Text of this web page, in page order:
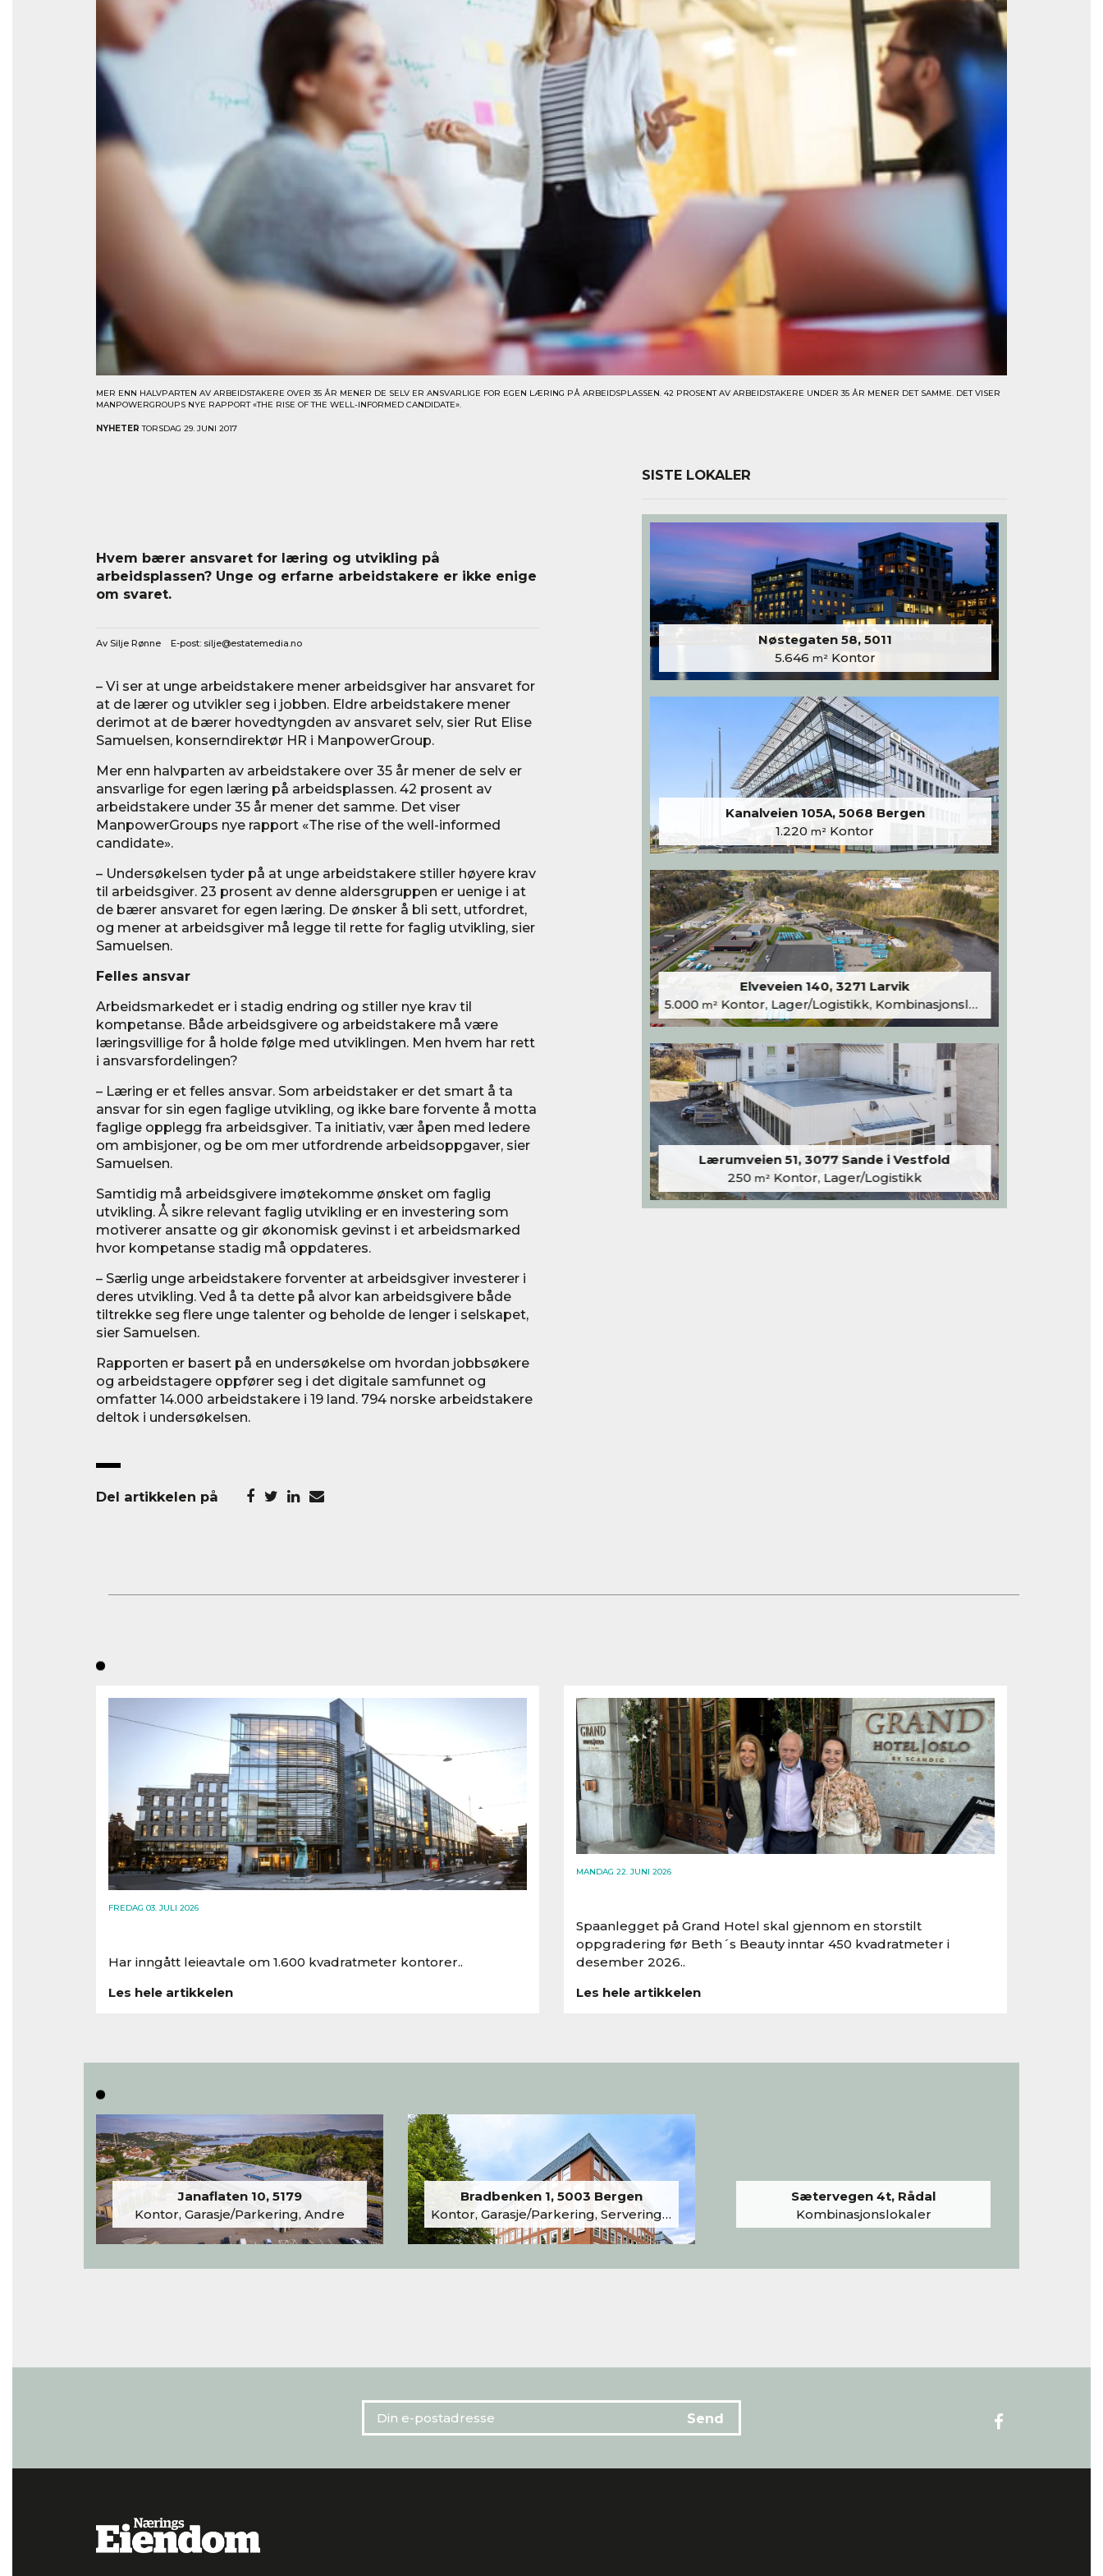
MER ENN HALVPARTEN AV ARBEIDSTAKERE OVER 35 ÅR MENER DE SELV ER ANSVARLIGE FOR EGEN LÆRING PÅ ARBEIDSPLASSEN. 42 PROSENT AV ARBEIDSTAKERE UNDER 35 ÅR MENER DET SAMME. DET VISER
MANPOWERGROUPS NYE RAPPORT «THE RISE OF THE WELL-INFORMED CANDIDATE».
NYHETER TORSDAG 29. JUNI 2017
Hvem bærer ansvaret for læring og utvikling på
arbeidsplassen? Unge og erfarne arbeidstakere er ikke enige
om svaret.
Av Silje Rønne E-post: silje@estatemedia.no
– Vi ser at unge arbeidstakere mener arbeidsgiver har ansvaret for
at de lærer og utvikler seg i jobben. Eldre arbeidstakere mener
derimot at de bærer hovedtyngden av ansvaret selv, sier Rut Elise
Samuelsen, konserndirektør HR i ManpowerGroup.
Mer enn halvparten av arbeidstakere over 35 år mener de selv er
ansvarlige for egen læring på arbeidsplassen. 42 prosent av
arbeidstakere under 35 år mener det samme. Det viser
ManpowerGroups nye rapport «The rise of the well-informed
candidate».
– Undersøkelsen tyder på at unge arbeidstakere stiller høyere krav
til arbeidsgiver. 23 prosent av denne aldersgruppen er uenige i at
de bærer ansvaret for egen læring. De ønsker å bli sett, utfordret,
og mener at arbeidsgiver må legge til rette for faglig utvikling, sier
Samuelsen.
Felles ansvar
Arbeidsmarkedet er i stadig endring og stiller nye krav til
kompetanse. Både arbeidsgivere og arbeidstakere må være
læringsvillige for å holde følge med utviklingen. Men hvem har rett
i ansvarsfordelingen?
– Læring er et felles ansvar. Som arbeidstaker er det smart å ta
ansvar for sin egen faglige utvikling, og ikke bare forvente å motta
faglige opplegg fra arbeidsgiver. Ta initiativ, vær åpen med ledere
om ambisjoner, og be om mer utfordrende arbeidsoppgaver, sier
Samuelsen.
Samtidig må arbeidsgivere imøtekomme ønsket om faglig
utvikling. Å sikre relevant faglig utvikling er en investering som
motiverer ansatte og gir økonomisk gevinst i et arbeidsmarked
hvor kompetanse stadig må oppdateres.
– Særlig unge arbeidstakere forventer at arbeidsgiver investerer i
deres utvikling. Ved å ta dette på alvor kan arbeidsgivere både
tiltrekke seg flere unge talenter og beholde de lenger i selskapet,
sier Samuelsen.
Rapporten er basert på en undersøkelse om hvordan jobbsøkere
og arbeidstagere oppfører seg i det digitale samfunnet og
omfatter 14.000 arbeidstakere i 19 land. 794 norske arbeidstakere
deltok i undersøkelsen.
Del artikkelen på
SISTE LOKALER
Nøstegaten 58, 5011
5.646 m²Kontor
Kanalveien 105A, 5068 Bergen
1.220 m²Kontor
Elveveien 140, 3271 Larvik
5.000m²Kontor, Lager/Logistikk, Kombinasjonslokaler
Lærumveien 51, 3077 Sande i Vestfold
250 m² Kontor, Lager/Logistikk
FREDAG 03. JULI 2026
Har inngått leieavtale om 1.600 kvadratmeter kontorer..
Les hele artikkelen
MANDAG 22. JUNI 2026
Spaanlegget på Grand Hotel skal gjennom en storstilt
oppgradering før Beth´s Beauty inntar 450 kvadratmeter i
desember 2026..
Les hele artikkelen
Janaflaten 10, 5179
Kontor, Garasje/Parkering, Andre
Bradbenken 1, 5003 Bergen
Kontor, Garasje/Parkering, Serveringslokale/Kantine, Undervisning/Arrangement
Sætervegen 4t, Rådal
Kombinasjonslokaler